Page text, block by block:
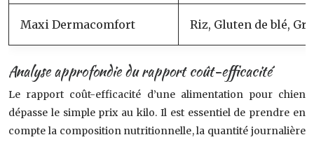
Maxi Dermacomfort Riz, Gluten de blé,
Analyse approfondie du rapport coût-efficacité
Le rapport coût-efficacité d’une alimentation pour chien
dépasse le simple prix au kilo. Il est essentiel de prendre en
compte la composition nutritionnelle, la quantité journalière